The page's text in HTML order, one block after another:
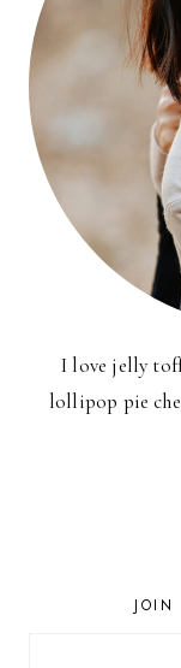
I love jelly
lollipop pie